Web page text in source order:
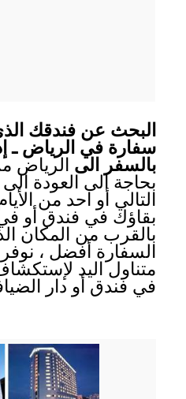
البحث عن فندقك
سفارة في الرياض ـ
بالسفر الى الرياض
بحاجة الى العودة
التالي أو احد من
بقاؤك في فندق أو في
بالقرب من المكان
السفارة أفضل ،
متناول اليد
في فندق أو دار